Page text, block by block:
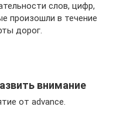
слов, цифр,
произошли в течение
дорог.
внимание
от advance.